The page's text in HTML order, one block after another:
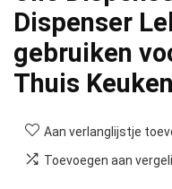
Dispenser
gebruiken
Thuis
Aan verlanglijstje
Toevoegen aan